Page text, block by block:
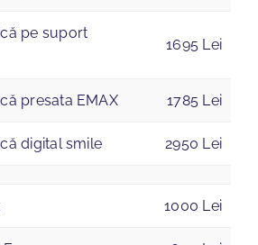
pe suport
1695 Lei
presata EMAX 1785 Lei
digital smile 2950 Lei
1000 Lei